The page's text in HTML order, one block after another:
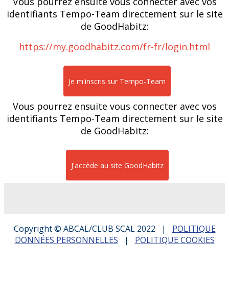
identifiants Tempo-Team directement sur le site
de GoodHabitz:
https://my.goodhabitz.com/fr-fr/login.html
Je m'inscris sur Tempo-Team
Vous pourrez ensuite vous connecter avec vos
identifiants Tempo-Team directement sur le site
de GoodHabitz:
J'accède au site GoodHabitz
Copyright © ABCAL/CLUB SCAL 2022 | POLITIQUE
DONNÉES PERSONNELLES | POLITIQUE COOKIES